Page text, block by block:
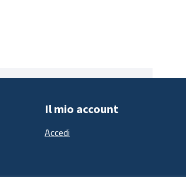
Il mio account
Accedi